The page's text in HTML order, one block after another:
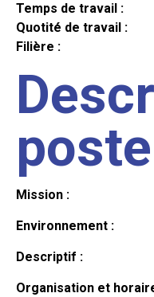
Temps de travail :
Quotité de travail :
Filière :
poste
Mission :
Environnement :
Descriptif :
Organisation et